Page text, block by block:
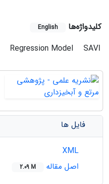
کلیدواژه‌ها English
Regression Model
SAVI
فایل ها
اصل مقاله
2.09 M